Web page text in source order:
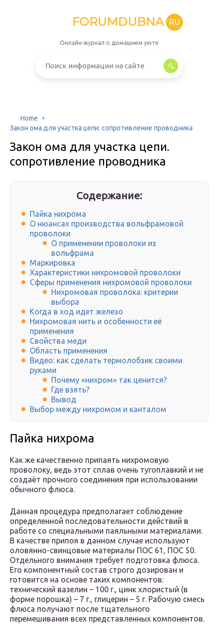
FORUMDUBNA RU
Онлайн-журнал о домашнем уюте
Home
Закон ома для участка цепи. сопротивление проводника
Закон ома для участка цепи.
сопротивление проводника
Содержание:
Пайка нихрома
О нюансах производства вольфрамовой
проволоки
О применении проволоки из
вольфрама
Маркировка
Характеристики нихромовой проволоки
Сферы применения нихромовой проволоки
Нихромовая проволока: критерии
выбора
Когда в ход идет железо
Нихромовая нить и особенности её
применения
Свойства меди
Область применения
Видео: как сделать термолобзик своими
руками
Почему «нихром» так ценится?
Где взять?
Вывод
Выбор между нихромом и канталом
Пайка нихрома
Как же качественно припаять нихромовую
проволоку, ведь этот сплав очень тугоплавкий и не
создаёт прочного соединения при использовании
обычного флюса.
Данная процедура предполагает соблюдение
определенной последовательности действий в
работе со специальными паяльными материалами.
В качестве припоя в данном случае используют
оловянно-свинцовые материалы ПОС 61, ПОС 50.
Отдельного внимания требует подготовка флюса.
Его компонентный состав строго дозирован и
готовится на основе таких компонентов:
технический вазелин – 100 г., цинк хлористый (в
форме порошка) – 7 г., глицерин – 5 г. Рабочую смесь
флюса получают после тщательного
перемешивания всех представленных компонентов.